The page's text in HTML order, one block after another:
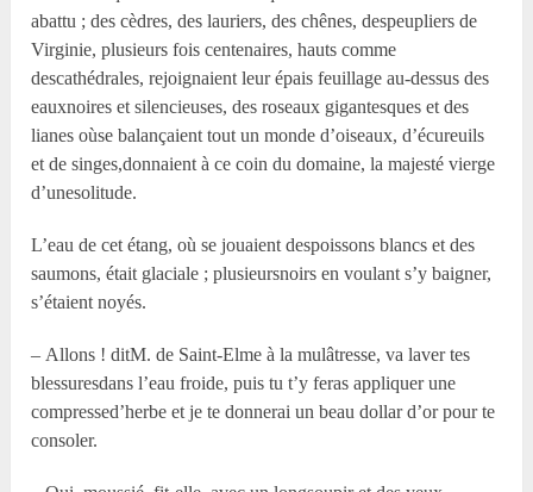
abattu ; des cèdres, des lauriers, des chênes, despeupliers de
Virginie, plusieurs fois centenaires, hauts comme
descathédrales, rejoignaient leur épais feuillage au-dessus des
eauxnoires et silencieuses, des roseaux gigantesques et des
lianes oùse balançaient tout un monde d’oiseaux, d’écureuils
et de singes,donnaient à ce coin du domaine, la majesté vierge
d’unesolitude.
L’eau de cet étang, où se jouaient despoissons blancs et des
saumons, était glaciale ; plusieursnoirs en voulant s’y baigner,
s’étaient noyés.
– Allons ! ditM. de Saint-Elme à la mulâtresse, va laver tes
blessuresdans l’eau froide, puis tu t’y feras appliquer une
compressed’herbe et je te donnerai un beau dollar d’or pour te
consoler.